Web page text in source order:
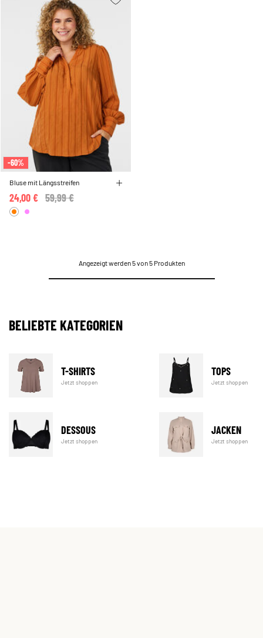
-60%
Bluse mit Längsstreifen
Price reduced from
59,99 €
24,00 €
Angezeigt werden 5 von 5 Produkten
BELIEBTE KATEGORIEN
T-SHIRTS
Jetzt shoppen
TOPS
Jetzt shoppen
DESSOUS
Jetzt shoppen
JACKEN
Jetzt shoppen